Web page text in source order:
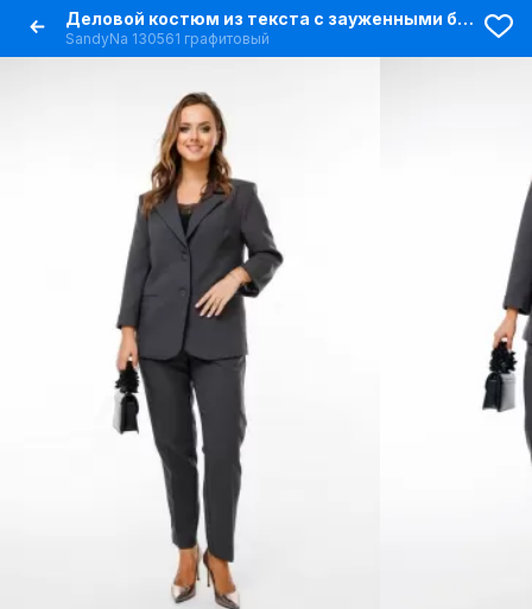
Деловой костюм из текста с зауженными брюками и жакетом
SandyNa 130561 графитовый